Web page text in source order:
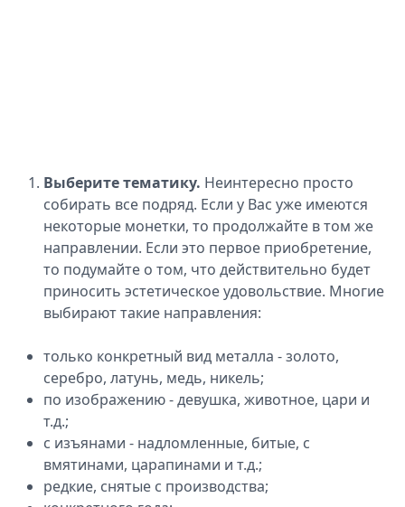
Выберите тематику. Неинтересно просто
собирать все подряд. Если у Вас уже имеются
некоторые монетки, то продолжайте в том же
направлении. Если это первое приобретение,
то подумайте о том, что действительно будет
приносить эстетическое удовольствие. Многие
выбирают такие направления:
только конкретный вид металла - золото,
серебро, латунь, медь, никель;
по изображению - девушка, животное, цари и
т.д.;
с изъянами - надломленные, битые, с
вмятинами, царапинами и т.д.;
редкие, снятые с производства;